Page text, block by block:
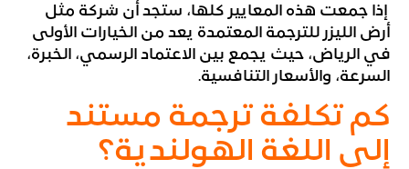
إذا جمعت هذه المعايير كلها، ستجد أن شركة مثل
أرض الليزر للترجمة المعتمدة يعد من الخيارات الأولى
في الرياض، حيث يجمع بين الاعتماد الرسمي، الخبرة،
السرعة، والأسعار التنافسية.
كم تكلفة ترجمة مستند
إلى اللغة الهولندية؟